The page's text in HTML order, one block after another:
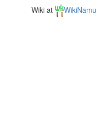
Wiki at WikiNamu